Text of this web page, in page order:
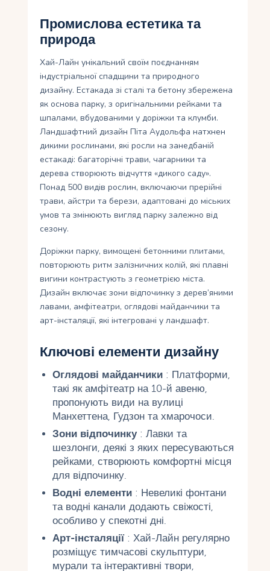
Промислова естетика та
природа
Хай-Лайн унікальний своїм поєднанням
індустріальної спадщини та природного
дизайну. Естакада зі сталі та бетону збережена
як основа парку, з оригінальними рейками та
шпалами, вбудованими у доріжки та клумби.
Ландшафтний дизайн Піта Аудольфа натхнен
дикими рослинами, які росли на занедбаній
естакаді: багаторічні трави, чагарники та
дерева створюють відчуття «дикого саду».
Понад 500 видів рослин, включаючи прерійні
трави, айстри та берези, адаптовані до міських
умов та змінюють вигляд парку залежно від
сезону.
Доріжки парку, вимощені бетонними плитами,
повторюють ритм залізничних колій, які плавні
вигини контрастують з геометрією міста.
Дизайн включає зони відпочинку з дерев’яними
лавами, амфітеатри, оглядові майданчики та
арт-інсталяції, які інтегровані у ландшафт.
Ключові елементи дизайну
Оглядові майданчики: Платформи,
такі як амфітеатр на 10-й авеню,
пропонують види на вулиці
Манхеттена, Гудзон та хмарочоси.
Зони відпочинку: Лавки та
шезлонги, деякі з яких пересуваються
рейками, створюють комфортні місця
для відпочинку.
Водні елементи: Невеликі фонтани
та водні канали додають свіжості,
особливо у спекотні дні.
Арт-інсталяції: Хай-Лайн регулярно
розміщує тимчасові скульптури,
мурали та інтерактивні твори,